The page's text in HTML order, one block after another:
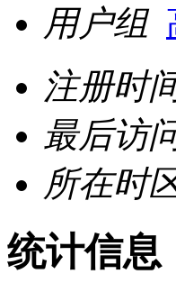
用户组
注册时
最后访
所在时
统计信息